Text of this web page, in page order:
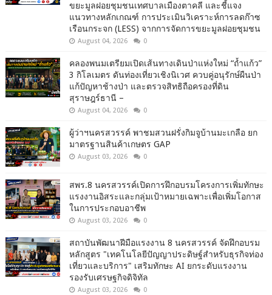
ขยะมูลฝอยชุมชนเทศบาลเมืองตาคลี และชี้แจง
แนวทางหลักเกณฑ์ การประเมินวิเคราะห์การลดก๊าซ
เรือนกระจก (LESS) จากการจัดการขยะมูลฝอยชุมชน
August 04, 2026 0
คลองพนมเตรียมเปิดเส้นทางเดินป่าแห่งใหม่ “ถ้ำแก้ว”
3 กิโลเมตร ดันท่องเที่ยวเชิงนิเวศ ควบคู่อนุรักษ์ผืนป่า
แก้ปัญหาช้างป่า และตรวจสิทธิถือครองที่ดิน
สุราษฎร์ธานี –
August 04, 2026 0
ผู้ว่าฯนครสวรรค์ พาชมสวนฝรั่งกิมจูบ้านมะเกลือ ยก
มาตรฐานสินค้าเกษตร GAP
August 03, 2026 0
สพร.8 นครสวรรค์เปิดการฝึกอบรมโครงการเพิ่มทักษะ
แรงงานอิสระและกลุ่มเป้าหมายเฉพาะเพื่อเพิ่มโอกาส
ในการประกอบอาชีพ
August 03, 2026 0
สถาบันพัฒนาฝีมือแรงงาน 8 นครสวรรค์ จัดฝึกอบรม
หลักสูตร "เทคโนโลยีปัญญาประดิษฐ์สำหรับธุรกิจท่อง
เที่ยวและบริการ" เสริมทักษะ AI ยกระดับแรงงาน
รองรับเศรษฐกิจดิจิทัล
August 03, 2026 0